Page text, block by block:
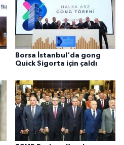
Borsa İstanbul'da gong
Quick Sigorta için çaldı